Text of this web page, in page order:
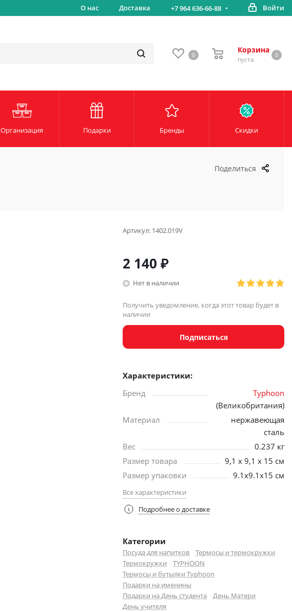
О нас Доставка +7 964 636-66-88 Войти
0
Корзина
пуста
0
Организация Подарки Бренды Скидки
Поделиться
Артикул: 1402.019V
2 140 ₽
Нет в наличии
Получить уведомление, когда этот товар будет в
наличии
Подписаться
Характеристики:
Бренд
Typhoon
(Великобритания)
Материал
нержавеющая
сталь
Вес
0.237 кг
Размер товара
9,1 x 9,1 x 15 см
Размер упаковки
9.1х9.1х15 см
Все характеристики
Подробнее о доставке
Категории
Посуда для напитков
Термосы и термокружки
Термокружки
TYPHOON
Термосы и бутылки Typhoon
Подарки на именины
Подарки на День студента
День Матери
День учителя